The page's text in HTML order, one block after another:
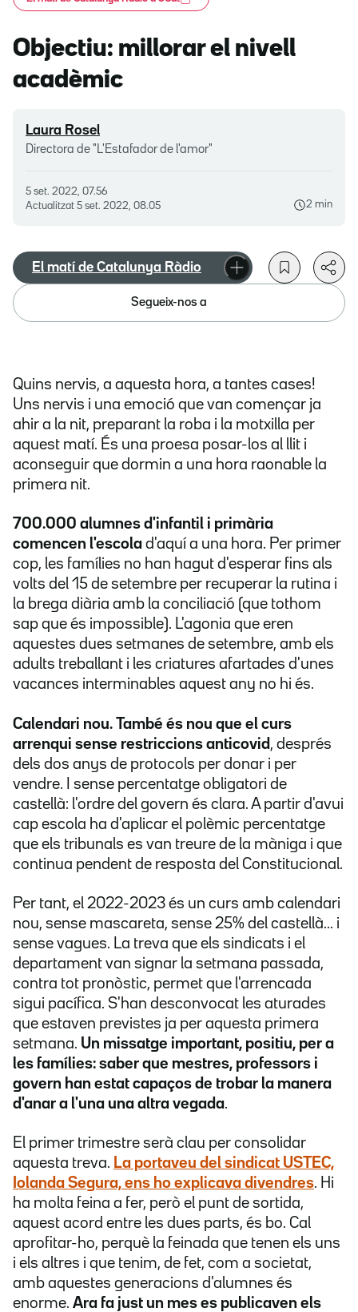
Objectiu: millorar el nivell
acadèmic
Laura Rosel
Directora de "L'Estafador de l'amor"
5 set. 2022, 07.56
Actualitzat 5 set. 2022, 08.05 2 min
El matí de Catalunya Ràdio
Segueix-nos a
Quins nervis, a aquesta hora, a tantes cases!
Uns nervis i una emoció que van començar ja
ahir a la nit, preparant la roba i la motxilla per
aquest matí. És una proesa posar-los al llit i
aconseguir que dormin a una hora raonable la
primera nit.
700.000 alumnes d'infantil i primària
comencen l'escola d'aquí a una hora. Per primer
cop, les famílies no han hagut d'esperar fins als
volts del 15 de setembre per recuperar la rutina i
la brega diària amb la conciliació (que tothom
sap que és impossible). L'agonia que eren
aquestes dues setmanes de setembre, amb els
adults treballant i les criatures afartades d'unes
vacances interminables aquest any no hi és.
Calendari nou. També és nou que el curs
arrenqui sense restriccions anticovid , després
dels dos anys de protocols per donar i per
vendre. I sense percentatge obligatori de
castellà: l'ordre del govern és clara. A partir d'avui
cap escola ha d'aplicar el polèmic percentatge
que els tribunals es van treure de la màniga i que
continua pendent de resposta del Constitucional.
Per tant, el 2022-2023 és un curs amb calendari
nou, sense mascareta, sense 25% del castellà... i
sense vagues. La treva que els sindicats i el
departament van signar la setmana passada,
contra tot pronòstic, permet que l'arrencada
sigui pacífica. S'han desconvocat les aturades
que estaven previstes ja per aquesta primera
setmana. Un missatge important, positiu, per a
les famílies: saber que mestres, professors i
govern han estat capaços de trobar la manera
d'anar a l'una una altra vegada.
El primer trimestre serà clau per consolidar
aquesta treva. La portaveu del sindicat USTEC,
Iolanda Segura, ens ho explicava divendres. Hi
ha molta feina a fer, però el punt de sortida,
aquest acord entre les dues parts, és bo. Cal
aprofitar-ho, perquè la feinada que tenen els uns
i els altres i que tenim, de fet, com a societat,
amb aquestes generacions d'alumnes és
enorme. Ara fa just un mes es publicaven els